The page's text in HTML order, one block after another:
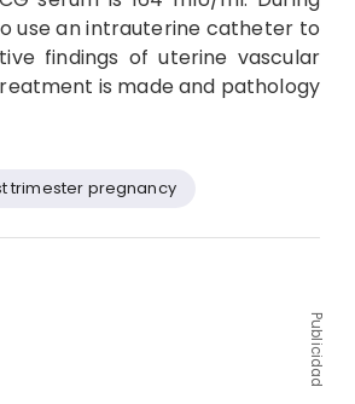
use an intrauterine catheter to
findings of uterine vascular
is made and pathology
trimester pregnancy
Publicidad